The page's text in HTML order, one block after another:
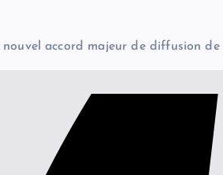
accord majeur de diffusion de